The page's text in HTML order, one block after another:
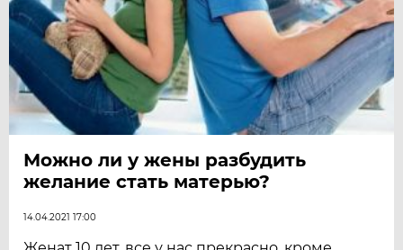
Можно ли у жены разбудить
желание стать матерью?
14.04.2021 17:00